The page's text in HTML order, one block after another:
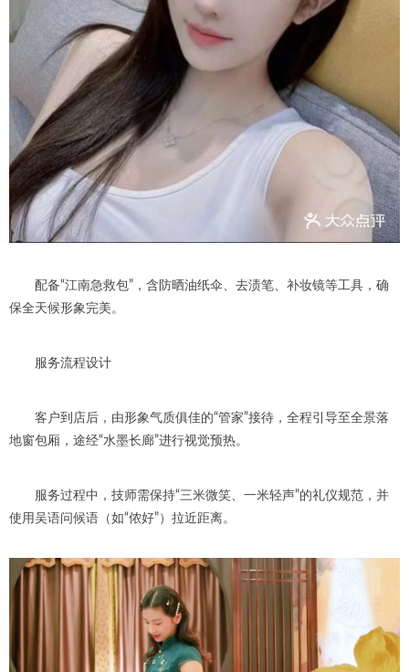
配备“江南急救包”，含防晒油纸伞、去渍笔、补妆镜等工具，确
保全天候形象完美。
服务流程设计
客户到店后，由形象气质俱佳的“管家”接待，全程引导至全景落
地窗包厢，途经“水墨长廊”进行视觉预热。
服务过程中，技师需保持“三米微笑、一米轻声”的礼仪规范，并
使用吴语问候语（如“侬好”）拉近距离。